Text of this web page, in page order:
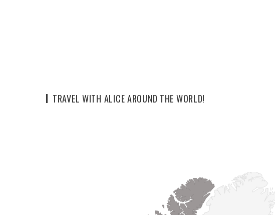
TRAVEL WITH ALICE AROUND THE WORLD!